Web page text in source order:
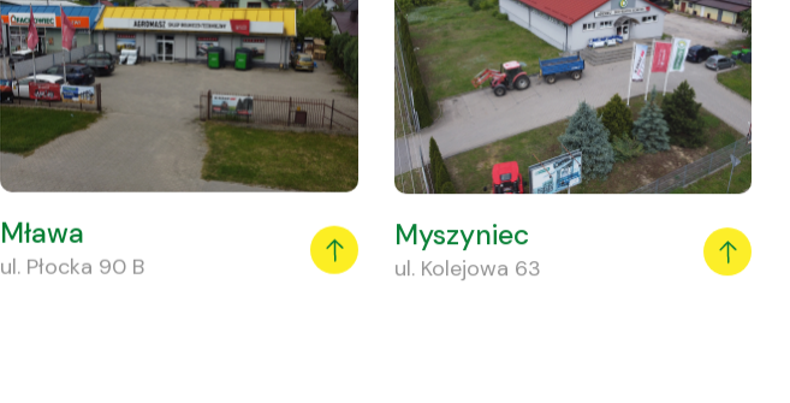
Mława
ul. Płocka 90 B
Myszyniec
ul. Kolejowa 63